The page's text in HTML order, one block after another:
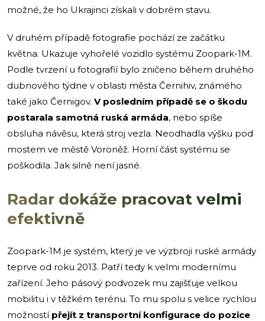
možné, že ho Ukrajinci získali v dobrém stavu.
V druhém případě fotografie pochází ze začátku
května. Ukazuje vyhořelé vozidlo systému Zoopark-1M.
Podle tvrzení u fotografií bylo zničeno během druhého
dubnového týdne v oblasti města Černihiv, známého
také jako Černigov. V posledním případě se o škodu
postarala samotná ruská armáda, nebo spíše
obsluha návěsu, která stroj vezla. Neodhadla výšku pod
mostem ve městě Voroněž. Horní část systému se
poškodila. Jak silně není jasné.
Radar dokáže pracovat velmi
efektivně
Zoopark-1M je systém, který je ve výzbroji ruské armády
teprve od roku 2013. Patří tedy k velmi modernímu
zařízení. Jeho pásový podvozek mu zajišťuje velkou
mobilitu i v těžkém terénu. To mu spolu s velice rychlou
možností přejít z transportní konfigurace do pozice